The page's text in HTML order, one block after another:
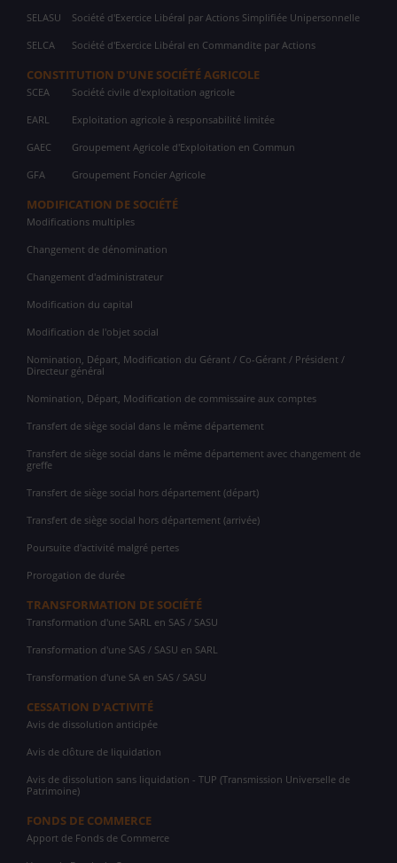
SELASU Société d'Exercice Libéral par Actions Simplifiée Unipersonnelle
SELCA Société d'Exercice Libéral en Commandite par Actions
CONSTITUTION D'UNE SOCIÉTÉ AGRICOLE
SCEA Société civile d'exploitation agricole
EARL Exploitation agricole à responsabilité limitée
GAEC Groupement Agricole d'Exploitation en Commun
GFA Groupement Foncier Agricole
MODIFICATION DE SOCIÉTÉ
Modifications multiples
Changement de dénomination
Changement d'administrateur
Modification du capital
Modification de l'objet social
Nomination, Départ, Modification du Gérant / Co-Gérant / Président /
Directeur général
Nomination, Départ, Modification de commissaire aux comptes
Transfert de siège social dans le même département
Transfert de siège social dans le même département avec changement de
greffe
Transfert de siège social hors département (départ)
Transfert de siège social hors département (arrivée)
Poursuite d'activité malgré pertes
Prorogation de durée
TRANSFORMATION DE SOCIÉTÉ
Transformation d'une SARL en SAS / SASU
Transformation d'une SAS / SASU en SARL
Transformation d'une SA en SAS / SASU
CESSATION D'ACTIVITÉ
Avis de dissolution anticipée
Avis de clôture de liquidation
Avis de dissolution sans liquidation - TUP (Transmission Universelle de
Patrimoine)
FONDS DE COMMERCE
Apport de Fonds de Commerce